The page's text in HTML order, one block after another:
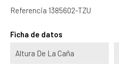
Referencia 1385602-TZU
Ficha de datos
Altura De La Caña